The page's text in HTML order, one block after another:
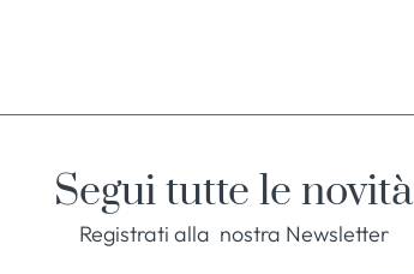
Segui tutte le novità
Registrati alla nostra Newsletter